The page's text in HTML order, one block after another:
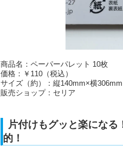
商品名：ペーパーパレット 10枚
価格：￥110（税込）
サイズ（約）：縦140mm×横306mm
販売ショップ：セリア
片付けもグッと楽にな
的！